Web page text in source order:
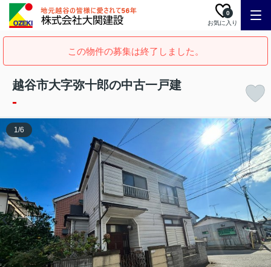
お気に入り
0
この物件の募集は終了しました。
越谷市大字弥十郎の中古一戸建
-
1/6